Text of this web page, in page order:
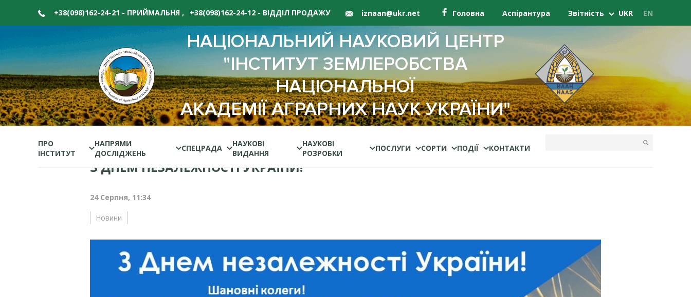
+38(098)162-24-21 - ПРИЙМАЛЬНЯ , +38(098)162-24-12 - ВІДДІЛ ПРОДАЖУ iznaan@ukr.net Головна Аспірантура Звітність UKR EN
НАЦІОНАЛЬНИЙ НАУКОВИЙ ЦЕНТР
"ІНСТИТУТ ЗЕМЛЕРОБСТВА
НАЦІОНАЛЬНОЇ
АКАДЕМІЇ АГРАРНИХ НАУК УКРАЇНИ"
ПРО
ІНСТИТУТ
НАПРЯМИ
ДОСЛІДЖЕНЬ
СПЕЦРАДА
НАУКОВІ
ВИДАННЯ
НАУКОВІ
РОЗРОБКИ
ПОСЛУГИ СОРТИ ПОДІЇ КОНТАКТИ
З ДНЕМ НЕЗАЛЕЖНОСТІ УКРАЇНИ!
24 Серпня, 11:34
Новини